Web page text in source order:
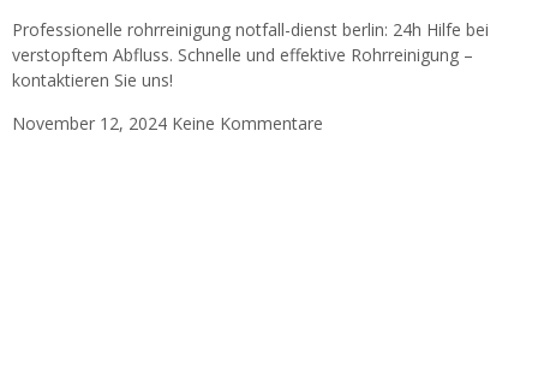
Professionelle rohrreinigung notfall-dienst berlin: 24h Hilfe bei
verstopftem Abfluss. Schnelle und effektive Rohrreinigung –
kontaktieren Sie uns!
November 12, 2024 Keine Kommentare